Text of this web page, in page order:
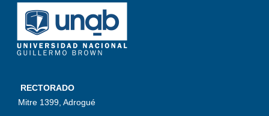
RECTORADO
Mitre 1399, Adrogué